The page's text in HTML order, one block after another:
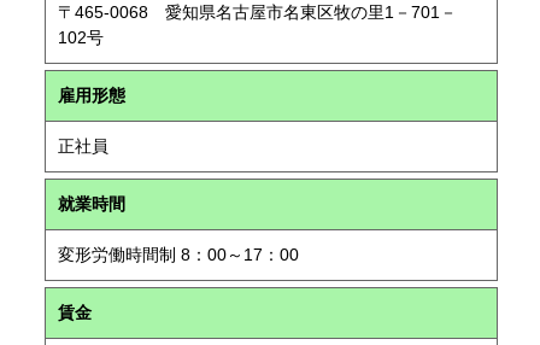
〒465-0068 愛知県名古屋市名東区牧の里1－701－
102号
雇用形態
正社員
就業時間
変形労働時間制 8：00～17：00
賃金